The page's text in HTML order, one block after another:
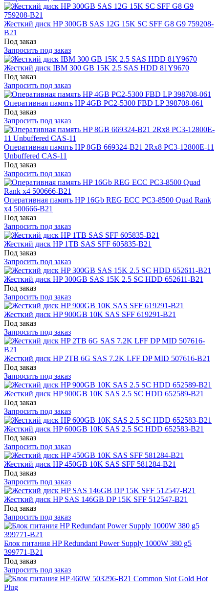
Жесткий диск HP 300GB SAS 12G 15K SC SFF G8 G9 759208-
B21
Под заказ
Запросить под заказ
Жесткий диск IBM 300 GB 15K 2.5 SAS HDD 81Y9670
Под заказ
Запросить под заказ
Оперативная память HP 4GB PC2-5300 FBD LP 398708-061
Под заказ
Запросить под заказ
Оперативная память HP 8GB 669324-B21 2Rx8 PC3-12800E-11
Unbuffered CAS-11
Под заказ
Запросить под заказ
Оперативная память HP 16Gb REG ECC PC3-8500 Quad Rank
x4 500666-B21
Под заказ
Запросить под заказ
Жесткий диск HP 1TB SAS SFF 605835-B21
Под заказ
Запросить под заказ
Жесткий диск HP 300GB SAS 15K 2.5 SC HDD 652611-B21
Под заказ
Запросить под заказ
Жесткий диск HP 900GB 10K SAS SFF 619291-B21
Под заказ
Запросить под заказ
Жесткий диск HP 2TB 6G SAS 7.2K LFF DP MID 507616-B21
Под заказ
Запросить под заказ
Жесткий диск HP 900GB 10K SAS 2.5 SC HDD 652589-B21
Под заказ
Запросить под заказ
Жесткий диск HP 600GB 10K SAS 2.5 SC HDD 652583-B21
Под заказ
Запросить под заказ
Жесткий диск HP 450GB 10K SAS SFF 581284-B21
Под заказ
Запросить под заказ
Жесткий диск HP SAS 146GB DP 15K SFF 512547-B21
Под заказ
Запросить под заказ
Блок питания HP Redundant Power Supply 1000W 380 g5
399771-B21
Под заказ
Запросить под заказ